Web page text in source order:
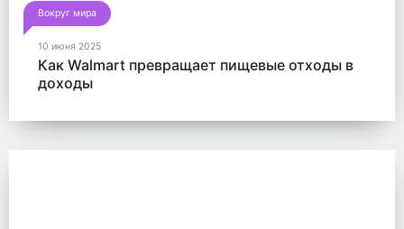
Вокруг мира
10 июня 2025
Как Walmart превращает пищевые отходы в
доходы